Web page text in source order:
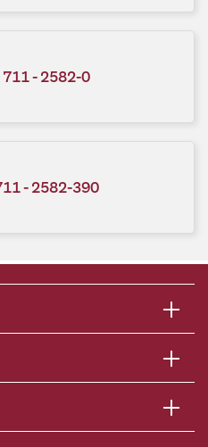
711 - 2582-0
- 2582-390